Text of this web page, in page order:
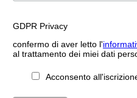
GDPR Privacy
confermo di aver letto l'
al trattamento dei miei dati
Acconsento